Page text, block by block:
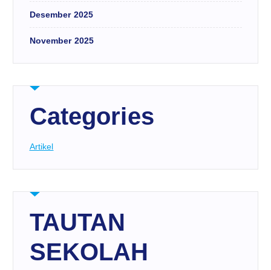
Desember 2025
November 2025
Categories
Artikel
TAUTAN
SEKOLAH